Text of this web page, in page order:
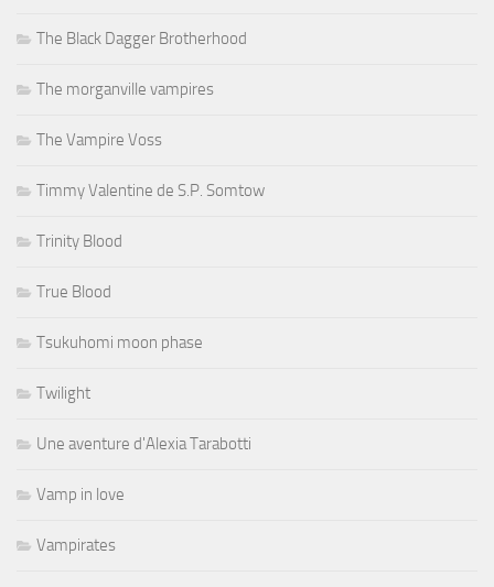
The Black Dagger Brotherhood
The morganville vampires
The Vampire Voss
Timmy Valentine de S.P. Somtow
Trinity Blood
True Blood
Tsukuhomi moon phase
Twilight
Une aventure d'Alexia Tarabotti
Vamp in love
Vampirates